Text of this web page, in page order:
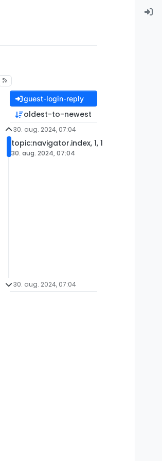
guest-login-reply
oldest-to-newest
30. aug. 2024, 07:04
topic:navigator.index, 1, 1
30. aug. 2024, 07:04
30. aug. 2024, 07:04